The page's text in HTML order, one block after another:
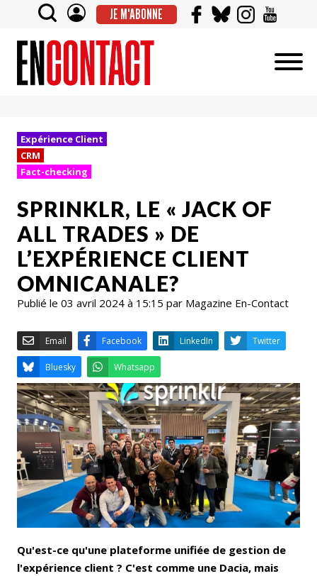
JE M'ABONNE
Expérience Client
CRM
Fact-checking
SPRINKLR, LE « JACK OF
ALL TRADES » DE
L’EXPÉRIENCE CLIENT
OMNICANALE?
Publié le 03 avril 2024 à 15:15 par Magazine En-Contact
Email Facebook LinkedIn
Bluesky Whatsapp
Qu'est-ce qu'une plateforme unifiée de gestion de
l'expérience client ? C'est comme une Dacia, mais